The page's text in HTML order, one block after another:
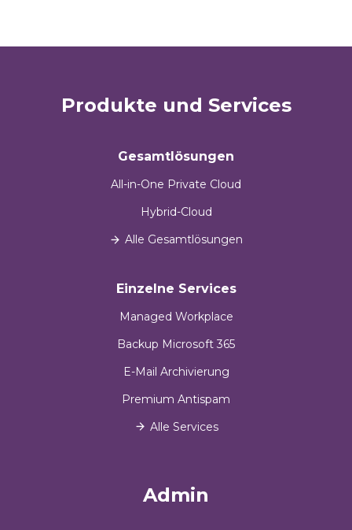
Produkte und Services
Gesamtlösungen
All-in-One Private Cloud
Hybrid-Cloud
Alle Gesamtlösungen
Einzelne Services
Managed Workplace
Backup Microsoft 365
E-Mail Archivierung
Premium Antispam
Alle Services
Admin